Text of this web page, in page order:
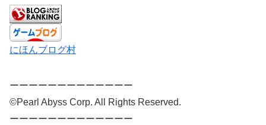
にほんブログ村
ーーーーーーーーーーーーー
©Pearl Abyss Corp. All Rights Reserved.
ーーーーーーーーーーーーー